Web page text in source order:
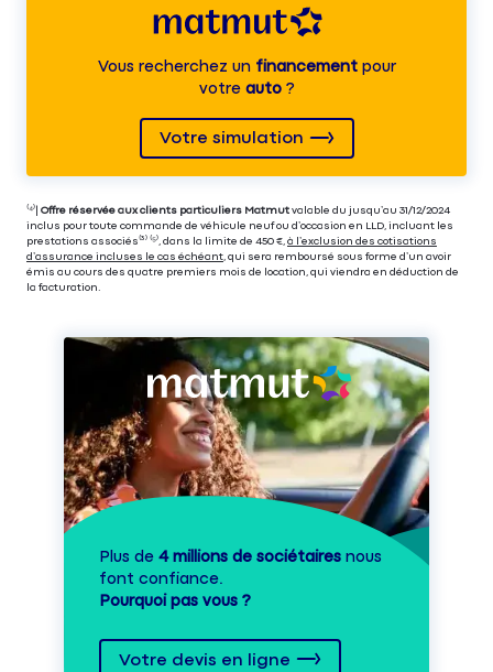
Vous recherchez unfinancementpour
votre auto?
Votre simulation
⁽⁴⁾| Offre réservée aux clients particuliers Matmut valable du jusqu’au 31/12/2024
inclus pour toute commande de véhicule neuf ou d’occasion en LLD, incluant les
prestations associés⁽³⁾ ⁽⁵⁾, dans la limite de 450 €, à l’exclusion des cotisations
d’assurance incluses le cas échéant, qui sera remboursé sous forme d’un avoir
émis au cours des quatre premiers mois de location, qui viendra en déduction de
la facturation.
Plus de 4 millions de sociétaires nous
font confiance.
Pourquoi pas vous ?
Votre devis en ligne